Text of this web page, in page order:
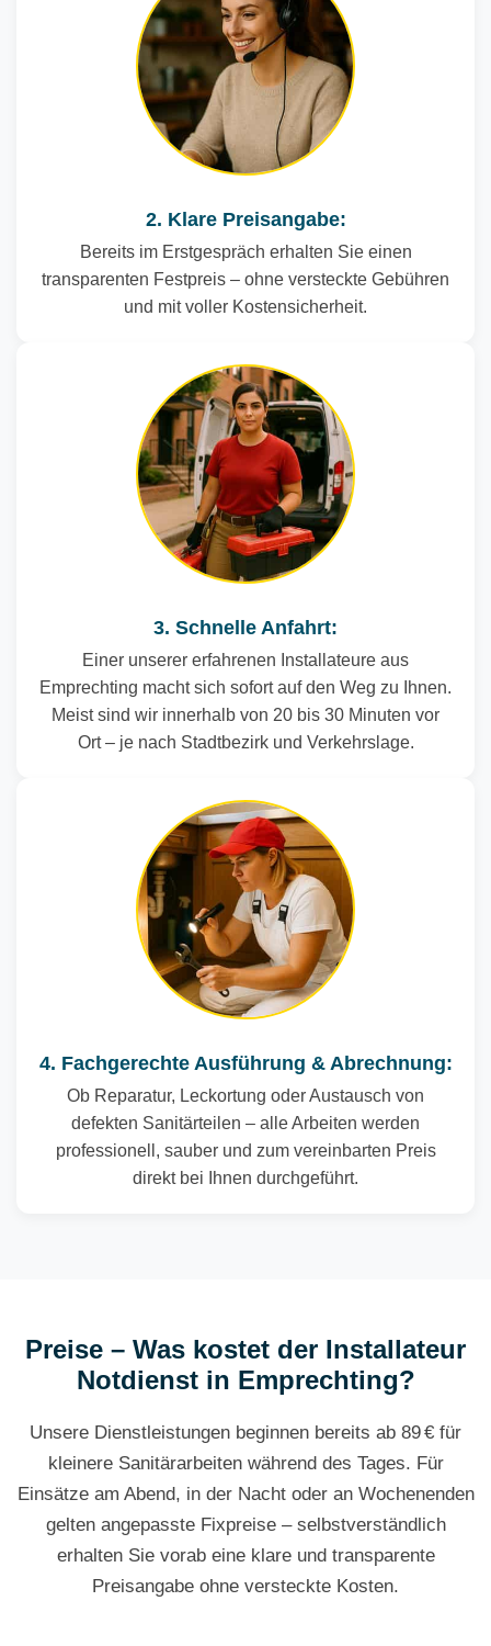
2. Klare Preisangabe:
Bereits im Erstgespräch erhalten Sie einen
transparenten Festpreis – ohne versteckte Gebühren
und mit voller Kostensicherheit.
3. Schnelle Anfahrt:
Einer unserer erfahrenen Installateure aus
Emprechting macht sich sofort auf den Weg zu Ihnen.
Meist sind wir innerhalb von 20 bis 30 Minuten vor
Ort – je nach Stadtbezirk und Verkehrslage.
4. Fachgerechte Ausführung & Abrechnung:
Ob Reparatur, Leckortung oder Austausch von
defekten Sanitärteilen – alle Arbeiten werden
professionell, sauber und zum vereinbarten Preis
direkt bei Ihnen durchgeführt.
Preise – Was kostet der Installateur
Notdienst in Emprechting?
Unsere Dienstleistungen beginnen bereits ab 89 € für
kleinere Sanitärarbeiten während des Tages. Für
Einsätze am Abend, in der Nacht oder an Wochenenden
gelten angepasste Fixpreise – selbstverständlich
erhalten Sie vorab eine klare und transparente
Preisangabe ohne versteckte Kosten.